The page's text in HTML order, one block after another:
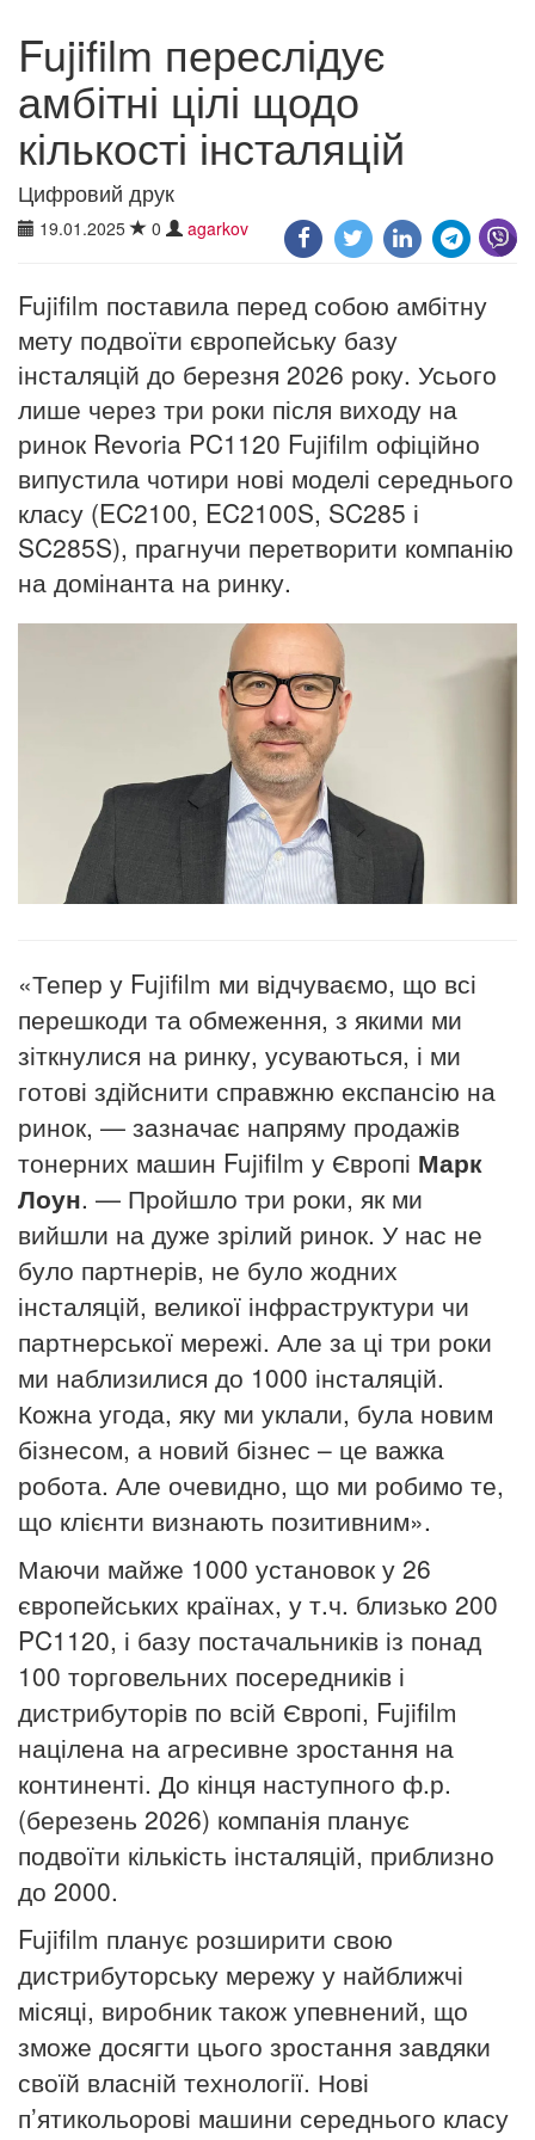
Fujifilm переслідує
амбітні цілі щодо
кількості інсталяцій
Цифровий друк
19.01.2025 0 agarkov
Fujifilm поставила перед собою амбітну
мету подвоїти європейську базу
інсталяцій до березня 2026 року. Усього
лише через три роки після виходу на
ринок Revoria PC1120 Fujifilm офіційно
випустила чотири нові моделі середнього
класу (EC2100, EC2100S, SC285 і
SC285S), прагнучи перетворити компанію
на домінанта на ринку.
«Тепер у Fujifilm ми відчуваємо, що всі
перешкоди та обмеження, з якими ми
зіткнулися на ринку, усуваються, і ми
готові здійснити справжню експансію на
ринок, — зазначає напряму продажів
тонерних машин Fujifilm у Європі Марк
Лоун. — Пройшло три роки, як ми
вийшли на дуже зрілий ринок. У нас не
було партнерів, не було жодних
інсталяцій, великої інфраструктури чи
партнерської мережі. Але за ці три роки
ми наблизилися до 1000 інсталяцій.
Кожна угода, яку ми уклали, була новим
бізнесом, а новий бізнес – це важка
робота. Але очевидно, що ми робимо те,
що клієнти визнають позитивним».
Маючи майже 1000 установок у 26
європейських країнах, у т.ч. близько 200
PC1120, і базу постачальників із понад
100 торговельних посередників і
дистрибуторів по всій Європі, Fujifilm
націлена на агресивне зростання на
континенті. До кінця наступного ф.р.
(березень 2026) компанія планує
подвоїти кількість інсталяцій, приблизно
до 2000.
Fujifilm планує розширити свою
дистрибуторську мережу у найближчі
місяці, виробник також упевнений, що
зможе досягти цього зростання завдяки
своїй власній технології. Нові
п’ятикольорові машини середнього класу